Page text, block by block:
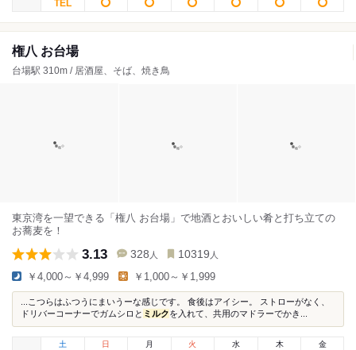
権八 お台場
台場駅 310m / 居酒屋、そば、焼き鳥
東京湾を一望できる「権八 お台場」で地酒とおいしい肴と打ち立ての
お蕎麦を！
3.13 328 人 10319 人
￥4,000～￥4,999 ￥1,000～￥1,999
...こつらはふつうにまいうーな感じです。 食後はアイシー。 ストローがなく、
ドリバーコーナーでガムシロと ミルクを入れて、共用のマドラーでかき...
土
日 月 火 水 木 金